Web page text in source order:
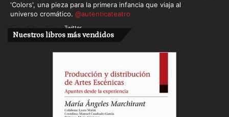
'Colors', una pieza para la primera infancia que viaja al
universo cromático. @autenticateatro
Twitter
Cargar más
Nuestros libros más vendidos